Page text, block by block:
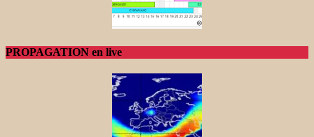
PROPAGATION en live